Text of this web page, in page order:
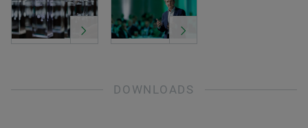
DOWNLOADS